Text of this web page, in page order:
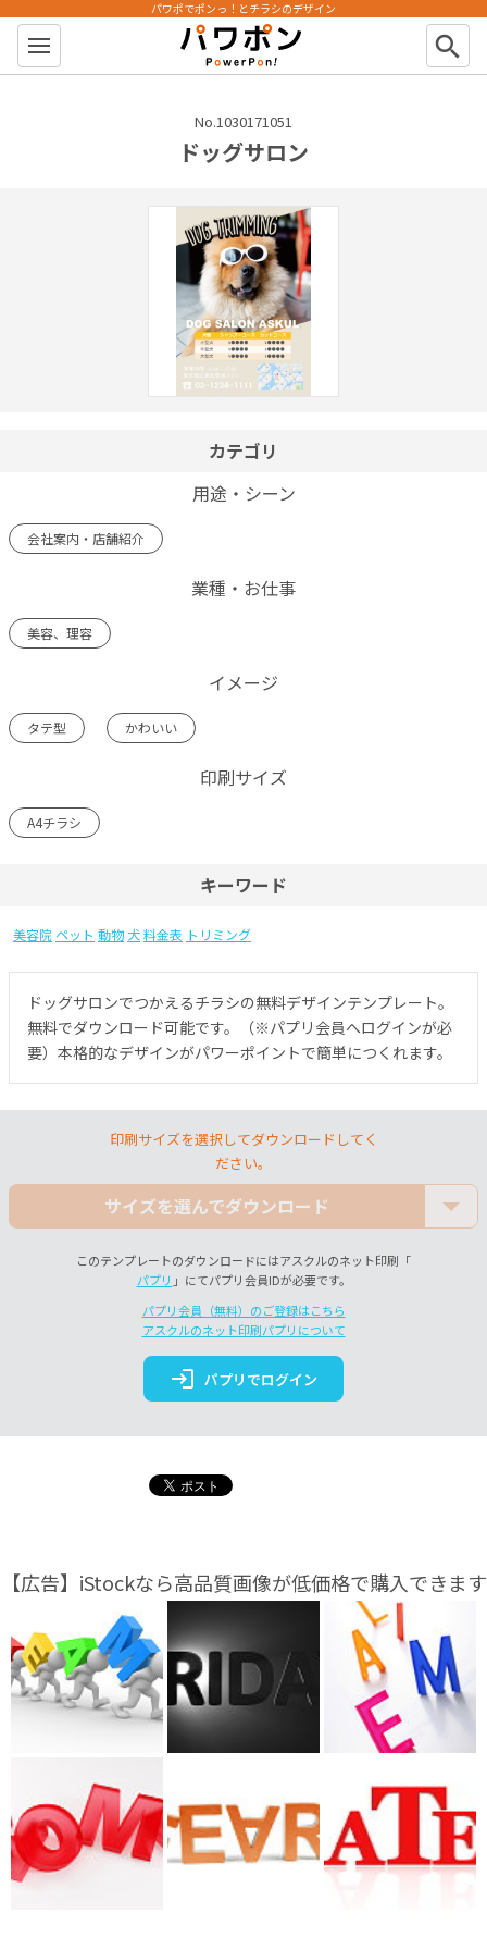
パワポン
パワポでポンっ！とチラシのデザイン
search
No.1030171051
ドッグサロン
カテゴリ
用途・シーン
会社案内・店舗紹介
業種・お仕事
美容、理容
イメージ
タテ型 かわいい
印刷サイズ
A4チラシ
キーワード
美容院 ペット 動物 犬料金表 トリミング
ドッグサロンでつかえるチラシの無料デザインテンプレート。
無料でダウンロード可能です。（※パプリ会員へログインが必
要）本格的なデザインがパワーポイントで簡単につくれます。
印刷サイズを選択してダウンロードしてく
ださい。
サイズを選んでダウンロード
このテンプレートのダウンロードにはアスクルのネット印刷「
パプリ 」にてパプリ会員IDが必要です。
パプリ会員（無料）のご登録はこちら
アスクルのネット印刷パプリについて
login パプリでログイン
【広告】iStockなら高品質画像が低価格で購入できます